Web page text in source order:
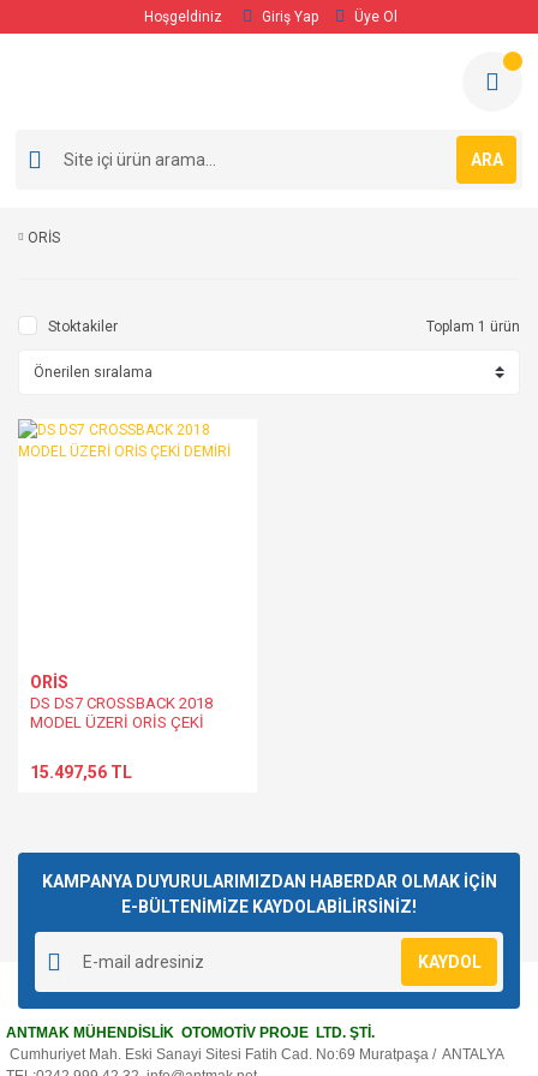
Hoşgeldiniz Giriş Yap Üye Ol
ARA
ORİS
Stoktakiler Toplam 1 ürün
ORİS
DS DS7 CROSSBACK 2018
MODEL ÜZERİ ORİS ÇEKİ
15.497,56 TL
KAMPANYA DUYURULARIMIZDAN HABERDAR OLMAK İÇİN
E-BÜLTENİMİZE KAYDOLABİLİRSİNİZ!
KAYDOL
ANTMAK MÜHENDİSLİK OTOMOTİV PROJE LTD. ŞTİ.
Cumhuriyet Mah. Eski Sanayi Sitesi Fatih Cad. No:69 Muratpaşa / ANTALYA